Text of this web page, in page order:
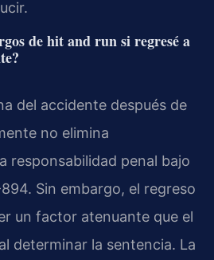
de hit and run si regresé a
del accidente después de
no elimina
responsabilidad penal bajo
Sin embargo, el regreso
un factor atenuante que el
determinar la sentencia. La